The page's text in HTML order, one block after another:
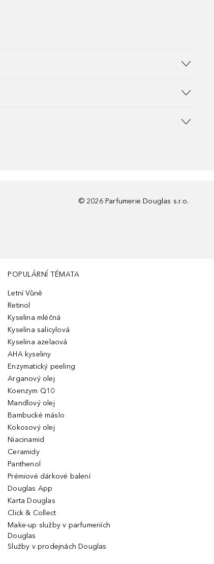
© 2026 Parfumerie Douglas s.r.o.
POPULÁRNÍ TÉMATA
Letní Vůně
Retinol
Kyselina mléčná
Kyselina salicylová
Kyselina azelaová
AHA kyseliny
Enzymatický peeling
Arganový olej
Koenzym Q10
Mandlový olej
Bambucké máslo
Kokosový olej
Niacinamid
Ceramidy
Panthenol
Prémiové dárkové balení
Douglas App
Karta Douglas
Click & Collect
Make-up služby v parfumeriích
Douglas
Služby v prodejnách Douglas